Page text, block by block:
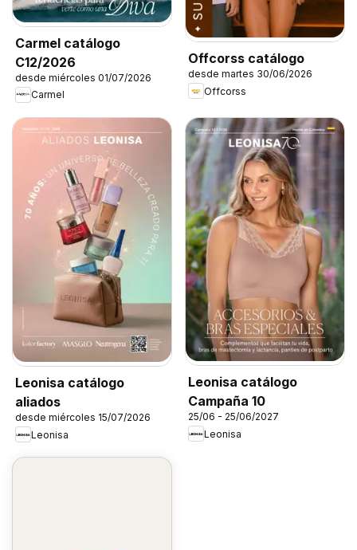
Carmel catálogo
C12/2026
desde miércoles 01/07/2026
Carmel
Offcorss catálogo
desde martes 30/06/2026
Offcorss
Leonisa catálogo
aliados
desde miércoles 15/07/2026
Leonisa
Leonisa catálogo
Campaña 10
25/06 - 25/06/2027
Leonisa